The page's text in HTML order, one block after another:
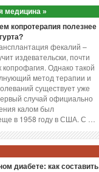
медицина »
копротерапия полезнее
фекалий –
издевательски, почти
копрофагия. Однако такой
метод терапии и
существует уже
случай официально
калом был
в 1958 году в США. С …
диабете: как составить